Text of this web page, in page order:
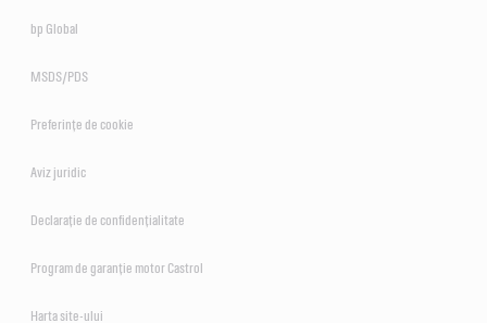
bp Global
MSDS/PDS
Preferințe de cookie
Aviz juridic
Declarație de confidențialitate
Program de garanție motor Castrol
Harta site-ului